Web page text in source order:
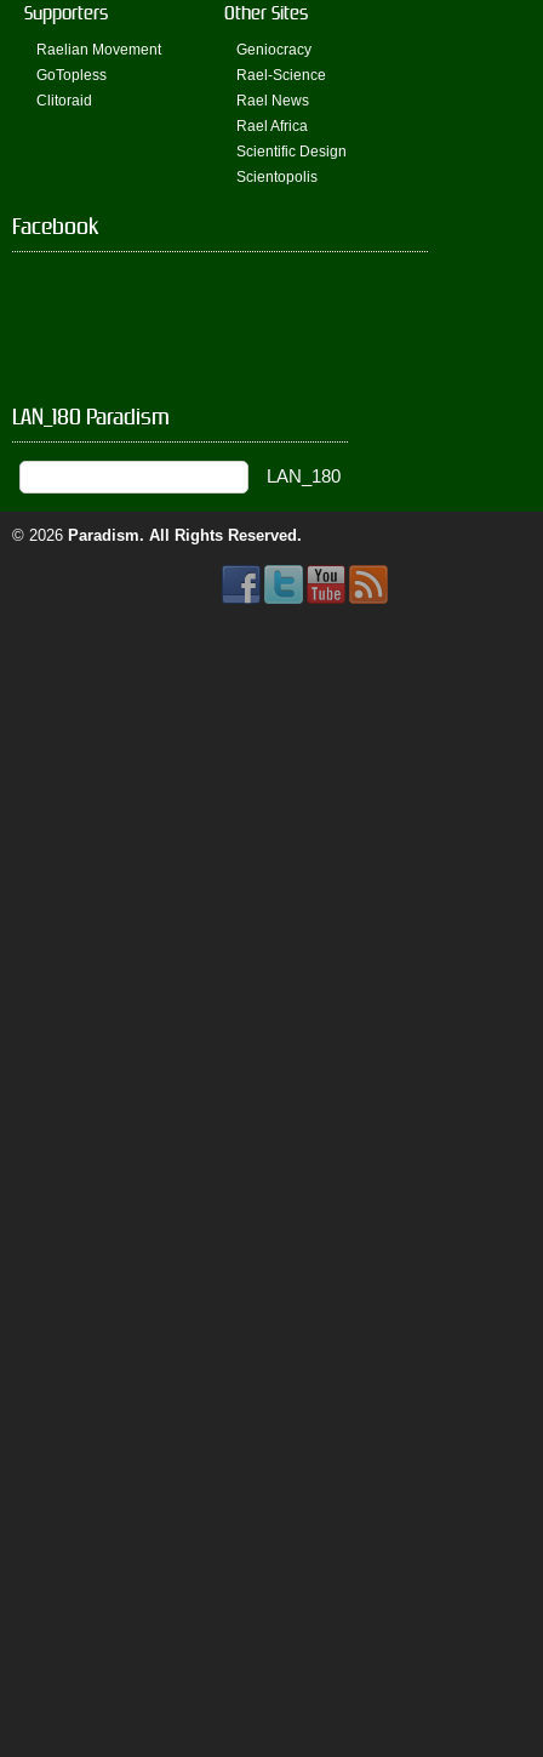
Supporters
Raelian Movement
GoTopless
Clitoraid
Other Sites
Geniocracy
Rael-Science
Rael News
Rael Africa
Scientific Design
Scientopolis
Facebook
LAN_180 Paradism
© 2026 Paradism. All Rights Reserved.